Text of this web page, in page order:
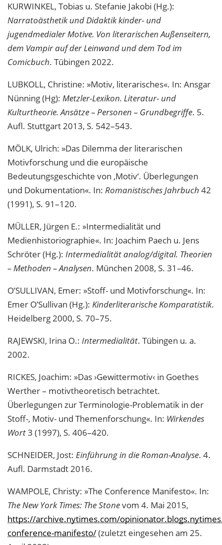
KURWINKEL, Tobias u. Stefanie Jakobi (Hg.):
Narratoästhetik und Didaktik kinder- und
jugendmedialer Motive. Von literarischen Außenseitern,
dem Vampir auf der Leinwand und dem Tod im
Comicbuch. Tübingen 2022.
LUBKOLL, Christine: »Motiv, literarisches«. In: Ansgar
Nünning (Hg): Metzler-Lexikon. Literatur- und
Kulturtheorie. Ansätze – Personen – Grundbegriffe. 5.
Aufl. Stuttgart 2013, S. 542–543.
MÖLK, Ulrich: »Das Dilemma der literarischen
Motivforschung und die europäische
Bedeutungsgeschichte von ‚Motiv‘. Überlegungen
und Dokumentation«. In: Romanistisches Jahrbuch 42
(1991), S. 91–120.
MÜLLER, Jürgen E.: »Intermedialität und
Medienhistoriographie«. In: Joachim Paech u. Jens
Schröter (Hg.): Intermedialität analog/digital. Theorien
– Methoden – Analysen. München 2008, S. 31–46.
O’SULLIVAN, Emer: »Stoff- und Motivforschung«. In:
Emer O’Sullivan (Hg.): Kinderliterarische Komparatistik.
Heidelberg 2000, S. 70–75.
RAJEWSKI, Irina O.: Intermedialität. Tübingen u. a.
2002.
RICKES, Joachim: »Das ›Gewittermotiv‹ in Goethes
Werther – motivtheoretisch betrachtet.
Überlegungen zur Terminologie-Problematik in der
Stoff-, Motiv- und Themenforschung«. In: Wirkendes
Wort3 (1997), S. 406–420.
SCHNEIDER, Jost: Einführung in die Roman-Analyse. 4.
Aufl. Darmstadt 2016.
WAMPOLE, Christy: »The Conference Manifesto«. In:
The New York Times: The Stonevom 4. Mai 2015,
https://archive.nytimes.com/
conference-manifesto/(zuletzt eingesehen am 25.